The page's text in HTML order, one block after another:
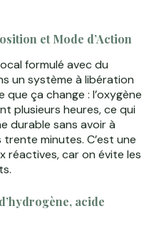
et Mode d’Action
formulé avec du
un système à libération
ça change : l’oxygène
plusieurs heures, ce qui
durable sans avoir à
minutes. C’est une
réactives, car on évite les
acide